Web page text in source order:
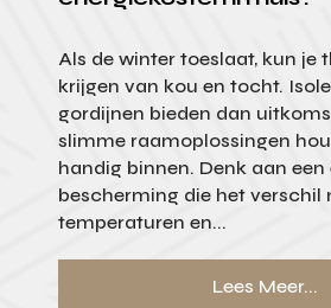
Als de winter toeslaat, kun je
krijgen van kou en tocht.
gordijnen bieden dan
slimme raamoplossingen
handig binnen. Denk aan
bescherming die het verschil
temperaturen en...
Lees Meer...